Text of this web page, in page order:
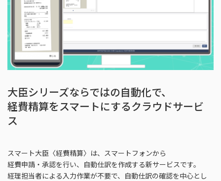
大臣シリーズならではの自動化で、
経費精算をスマートにするクラウドサービ
ス
スマート大臣〈経費精算〉は、スマートフォンから
経費申請・承認を行い、自動仕訳を作成する新サービスです。
経理担当者による入力作業が不要で、自動仕訳の確認を中心とし